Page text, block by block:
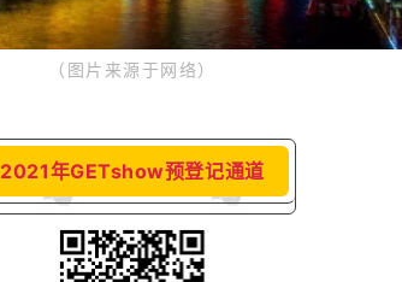
（图片来源于网络）
2021年GETshow预登记通道